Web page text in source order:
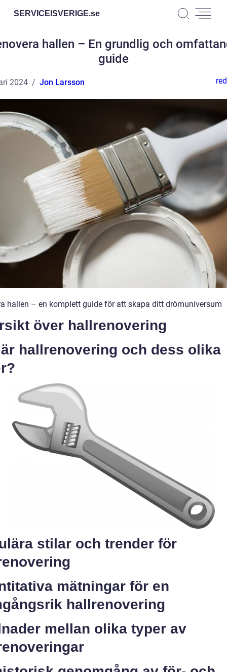
SERVICEISVERIGE.se
hallen – En grundlig och
guide
2024 Jon Larsson
hallen – en komplett guide för att skapa ditt drömuniversum
över hallrenovering
är hallrenovering och dess olika
stilar och trender för
mätningar för en
hallrenovering
mellan olika typer av